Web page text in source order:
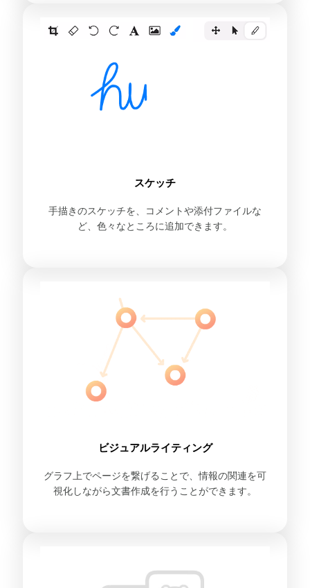
スケッチ
手描きのスケッチを、コメントや添付ファイルな
ど、色々なところに追加できます。
ビジュアルライティング
グラフ上でページを繋げることで、情報の関連を可
視化しながら文書作成を行うことができます。